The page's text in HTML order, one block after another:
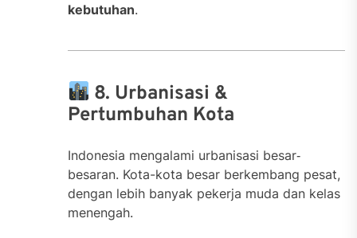
kebutuhan.
8. Urbanisasi &
Pertumbuhan Kota
Indonesia mengalami urbanisasi besar‐
besaran. Kota-kota besar berkembang pesat,
dengan lebih banyak pekerja muda dan kelas
menengah.